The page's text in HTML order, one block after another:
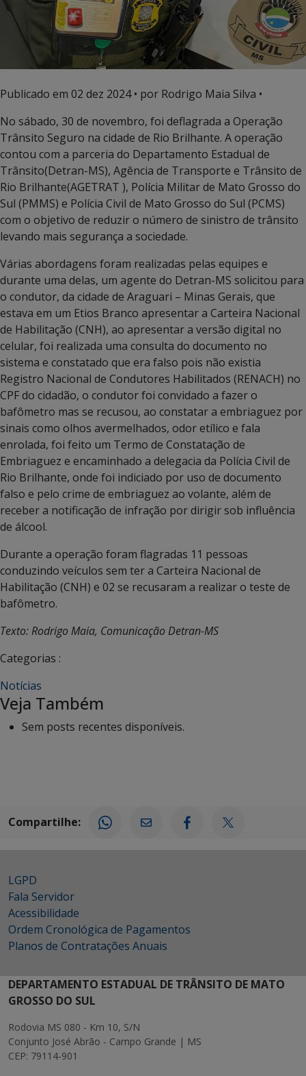
Publicado em 02 dez 2024• por Rodrigo Maia Silva •
No sábado, 30 de novembro, foi deflagrada a Operação
Trânsito Seguro na cidade de Rio Brilhante. A operação
contou com a parceria do Departamento Estadual de
Trânsito(Detran-MS), Agência de Transporte e Trânsito de
Rio Brilhante(AGETRAT ), Polícia Militar de Mato Grosso do
Sul (PMMS) e Polícia Civil de Mato Grosso do Sul (PCMS)
com o objetivo de reduzir o número de sinistro de trânsito
levando mais segurança a sociedade.
Várias abordagens foram realizadas pelas equipes e
durante uma delas, um agente do Detran-MS solicitou para
o condutor, da cidade de Araguari – Minas Gerais, que
estava em um Etios Branco apresentar a Carteira Nacional
de Habilitação (CNH), ao apresentar a versão digital no
celular, foi realizada uma consulta do documento no
sistema e constatado que era falso pois não existia
Registro Nacional de Condutores Habilitados (RENACH) no
CPF do cidadão, o condutor foi convidado a fazer o
bafômetro mas se recusou, ao constatar a embriaguez por
sinais como olhos avermelhados, odor etílico e fala
enrolada, foi feito um Termo de Constatação de
Embriaguez e encaminhado a delegacia da Polícia Civil de
Rio Brilhante, onde foi indiciado por uso de documento
falso e pelo crime de embriaguez ao volante, além de
receber a notificação de infração por dirigir sob influência
de álcool.
Durante a operação foram flagradas 11 pessoas
conduzindo veículos sem ter a Carteira Nacional de
Habilitação (CNH) e 02 se recusaram a realizar o teste de
bafômetro.
Texto: Rodrigo Maia, Comunicação Detran-MS
Categorias :
Notícias
Veja Também
Sem posts recentes disponíveis.
Compartilhe:
LGPD
Fala Servidor
Acessibilidade
Ordem Cronológica de Pagamentos
Planos de Contratações Anuais
DEPARTAMENTO ESTADUAL DE TRÂNSITO DE MATO
GROSSO DO SUL
Rodovia MS 080 - Km 10, S/N
Conjunto José Abrão - Campo Grande | MS
CEP: 79114-901